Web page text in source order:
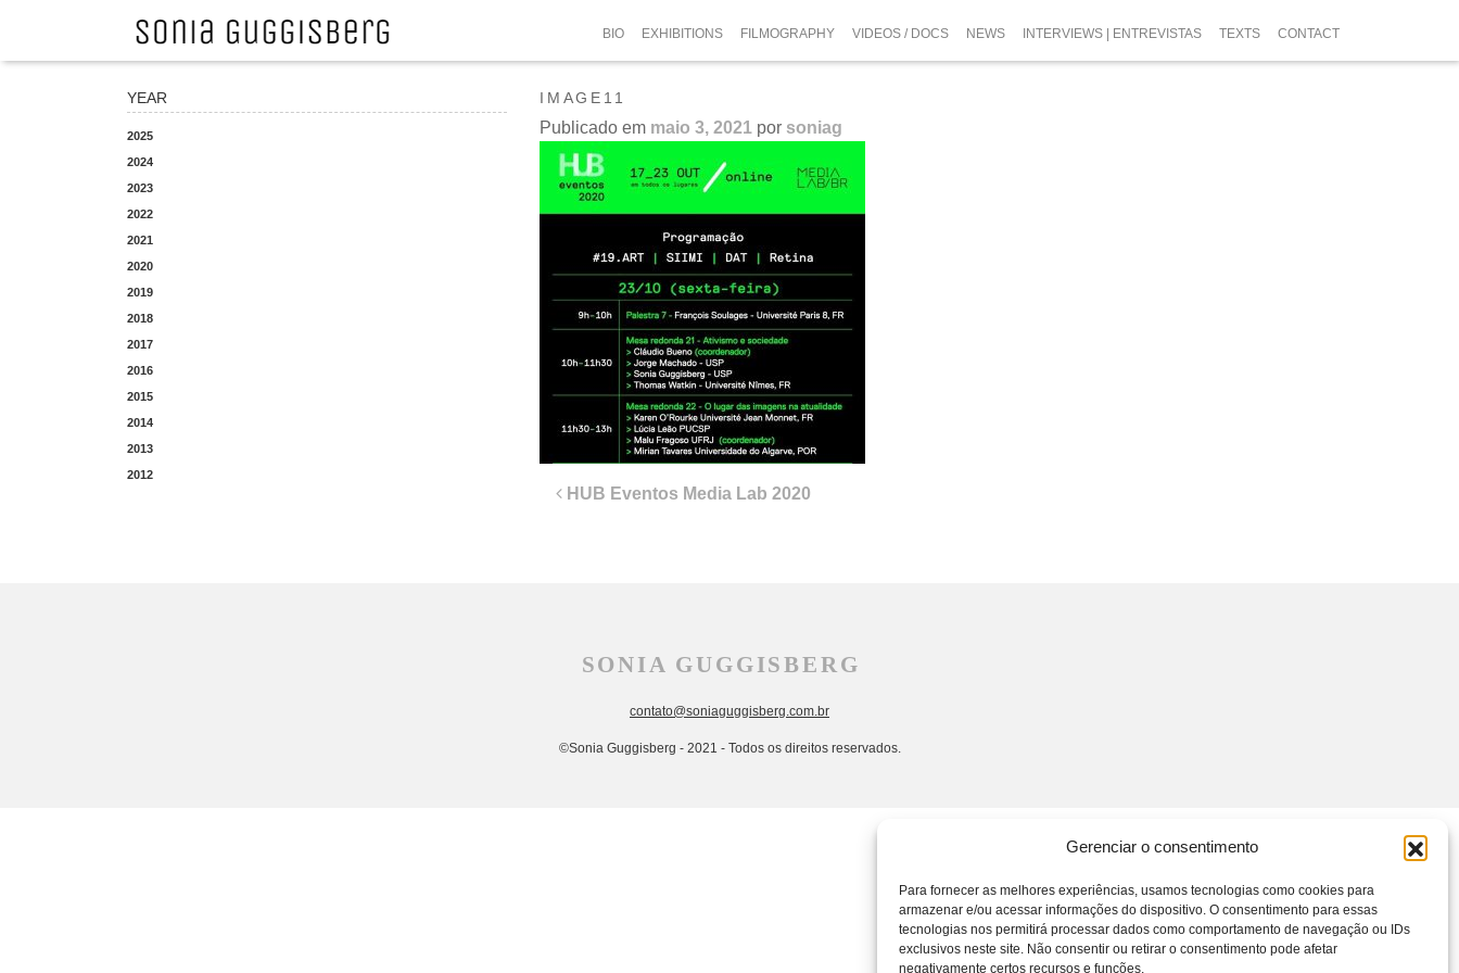
Gerenciar o consentimento
Para fornecer as melhores experiências, usamos tecnologias como cookies para
armazenar e/ou acessar informações do dispositivo. O consentimento para essas
tecnologias nos permitirá processar dados como comportamento de navegação ou IDs
exclusivos neste site. Não consentir ou retirar o consentimento pode afetar
negativamente certos recursos e funções.
BIO EXHIBITIONS FILMOGRAPHY VIDEOS / DOCS NEWS INTERVIEWS | ENTREVISTAS TEXTS CONTACT
YEAR
2025
2024
2023
2022
2021
2020
2019
2018
2017
2016
2015
2014
2013
2012
IMAGE11
Publicado em maio 3, 2021por soniag
Navegação
HUB Eventos Media Lab 2020
SONIA GUGGISBERG
contato@soniaguggisberg.com.br
©Sonia Guggisberg - 2021 - Todos os direitos reservados.